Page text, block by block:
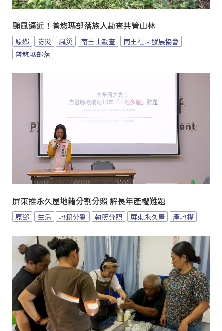
颱風逼近！普悠瑪部落族人勘查共管山林
原鄉 防災 風災 南王山勘查
南王社區發展協會
普悠瑪部落
屏東推永久屋地籍分割分照 解長年產權難題
原鄉 生活 地籍分割 執照分照 屏東永久屋 產地權